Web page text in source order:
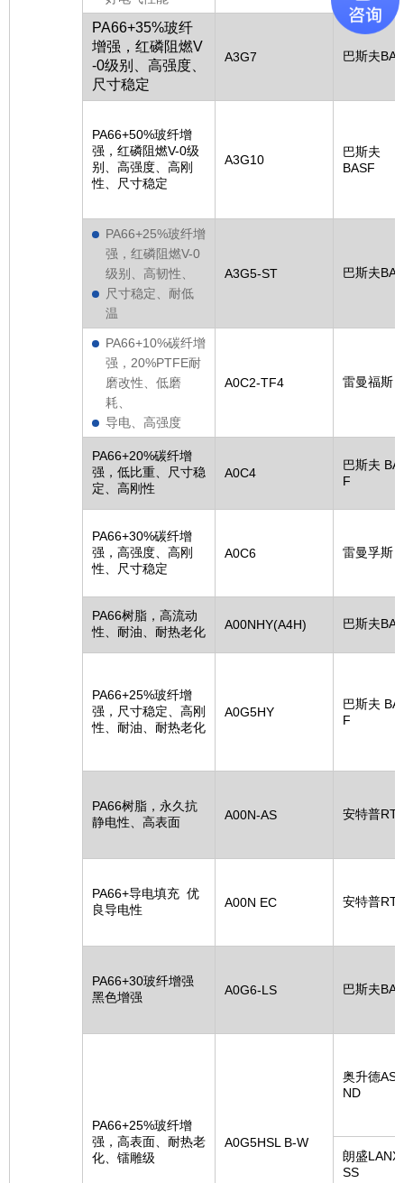
PA66+35%玻纤
增强，红磷阻燃V
-0级别、高强度、
尺寸稳定
A3G7 巴斯夫
PA66+50%玻纤增
强，红磷阻燃V-0级
别、高强度、高刚
性、尺寸稳定
A3G10
巴斯夫
BASF
PA66+25%玻纤增
强，红磷阻燃V-0
级别、高韧性、
尺寸稳定、耐低
温
A3G5-ST 巴斯夫
PA66+10%碳纤增
强，20%PTFE耐
磨改性、低磨
耗、
导电、高强度
A0C2-TF4 雷曼福斯
PA66+20%碳纤增
强，低比重、尺寸稳
定、高刚性
A0C4
巴斯夫
F
PA66+30%碳纤增
强，高强度、高刚
性、尺寸稳定
A0C6 雷曼孚斯
PA66树脂，高流动
性、耐油、耐热老化
A00NHY(A4H) 巴斯夫
PA66+25%玻纤增
强，尺寸稳定、高刚
性、耐油、耐热老化
A0G5HY
巴斯夫
F
PA66树脂，永久抗
静电性、高表面
A00N-AS 安特普
PA66+导电填充 优
良导电性
A00N EC 安特普
PA66+30玻纤增强
黑色增强
A0G6-LS 巴斯夫
PA66+25%玻纤增
强，高表面、耐热老
化、镭雕级
A0G5HSL B-W
奥升德
ND
朗盛
SS